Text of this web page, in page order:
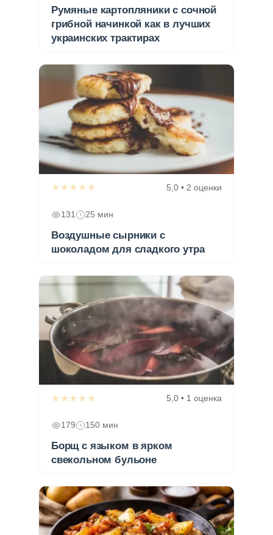
Румяные картопляники с сочной
грибной начинкой как в лучших
украинских трактирах
★★★★★ 5,0 • 2 оценки
131 25 мин
Воздушные сырники с
шоколадом для сладкого утра
★★★★★ 5,0 • 1 оценка
179 150 мин
Борщ с языком в ярком
свекольном бульоне